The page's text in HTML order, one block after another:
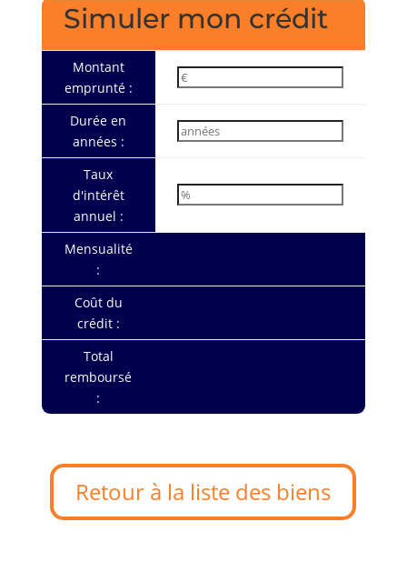
Simuler mon crédit
Montant
emprunté :
Durée en
années :
Taux
d'intérêt
annuel :
Mensualité
:
Coût du
crédit :
Total
remboursé
:
Retour à la liste des biens